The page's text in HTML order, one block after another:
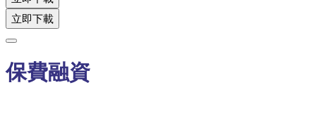
立即下載
保費融資